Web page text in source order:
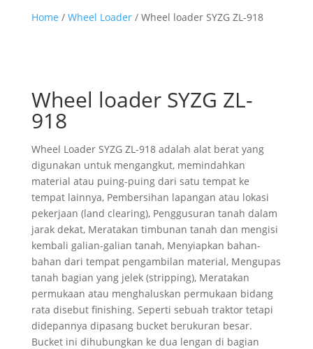
Home / Wheel Loader/ Wheel loader SYZG ZL-918
Wheel loader SYZG ZL-
918
Wheel Loader SYZG ZL-918 adalah alat berat yang
digunakan untuk mengangkut, memindahkan
material atau puing-puing dari satu tempat ke
tempat lainnya, Pembersihan lapangan atau lokasi
pekerjaan (land clearing), Penggusuran tanah dalam
jarak dekat, Meratakan timbunan tanah dan mengisi
kembali galian-galian tanah, Menyiapkan bahan-
bahan dari tempat pengambilan material, Mengupas
tanah bagian yang jelek (stripping), Meratakan
permukaan atau menghaluskan permukaan bidang
rata disebut finishing. Seperti sebuah traktor tetapi
didepannya dipasang bucket berukuran besar.
Bucket ini dihubungkan ke dua lengan di bagian